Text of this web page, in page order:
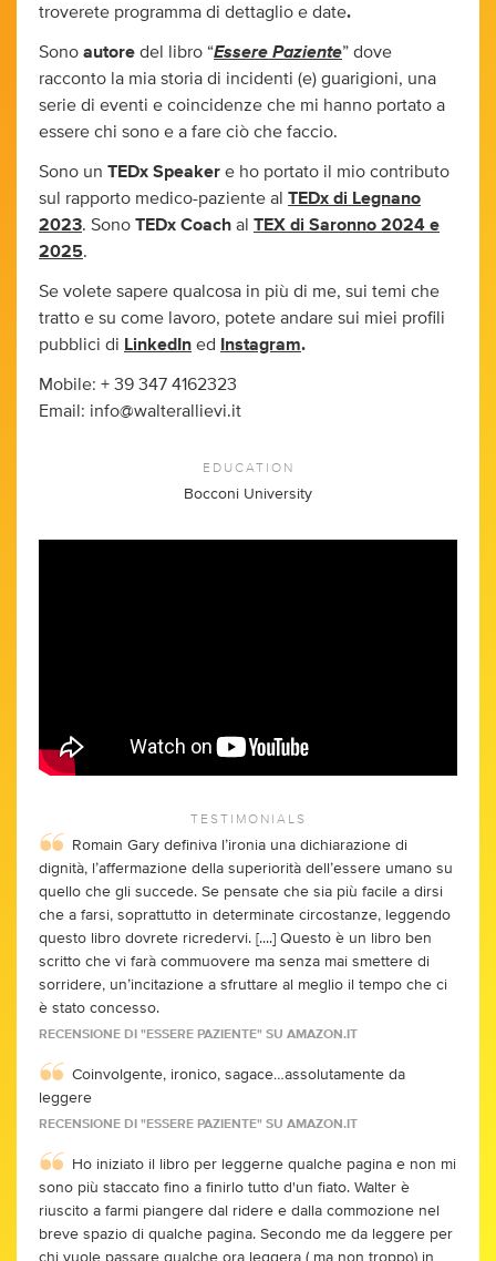
troverete programma di dettaglio e date.
Sono autore del libro “Essere Paziente” dove
racconto la mia storia di incidenti (e) guarigioni, una
serie di eventi e coincidenze che mi hanno portato a
essere chi sono e a fare ciò che faccio.
Sono un TEDx Speaker e ho portato il mio contributo
sul rapporto medico-paziente al TEDx di Legnano
2023. Sono TEDx Coach al TEX di Saronno 2024 e
2025.
Se volete sapere qualcosa in più di me, sui temi che
tratto e su come lavoro, potete andare sui miei profili
pubblici di LinkedIn ed Instagram.
Mobile: + 39 347 4162323
Email: info@walterallievi.it
EDUCATION
Bocconi University
TESTIMONIALS
Romain Gary definiva l’ironia una dichiarazione di
dignità, l’affermazione della superiorità dell’essere umano su
quello che gli succede. Se pensate che sia più facile a dirsi
che a farsi, soprattutto in determinate circostanze, leggendo
questo libro dovrete ricredervi. [....] Questo è un libro ben
scritto che vi farà commuovere ma senza mai smettere di
sorridere, un’incitazione a sfruttare al meglio il tempo che ci
è stato concesso.
RECENSIONE DI "ESSERE PAZIENTE" SU AMAZON.IT
Coinvolgente, ironico, sagace…assolutamente da
leggere
RECENSIONE DI "ESSERE PAZIENTE" SU AMAZON.IT
Ho iniziato il libro per leggerne qualche pagina e non mi
sono più staccato fino a finirlo tutto d'un fiato. Walter è
riuscito a farmi piangere dal ridere e dalla commozione nel
breve spazio di qualche pagina. Secondo me da leggere per
chi vuole passare qualche ora leggera ( ma non troppo) in